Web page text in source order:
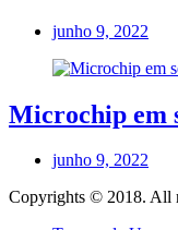
junho 9, 2022
Microchip em
junho 9, 2022
Copyrights © 2018. All